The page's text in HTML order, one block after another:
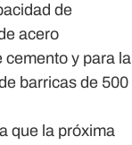
de
acero
cemento y para la
barricas de 500
que la próxima